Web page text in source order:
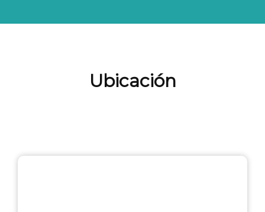
Ubicación